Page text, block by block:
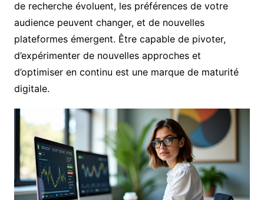
de recherche évoluent, les préférences de votre
audience peuvent changer, et de nouvelles
plateformes émergent. Être capable de pivoter,
d’expérimenter de nouvelles approches et
d’optimiser en continu est une marque de maturité
digitale.